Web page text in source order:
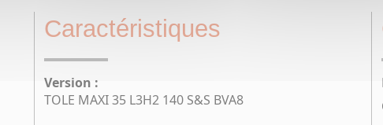
Caractéristiques
Version :
TOLE MAXI 35 L3H2 140 S&S BVA8